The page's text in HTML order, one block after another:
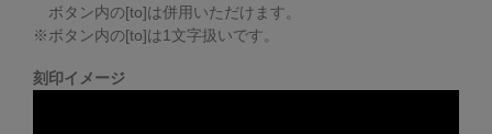
ボタン内の[to]は併用いただけます。
※ボタン内の[to]は1文字扱いです。
刻印イメージ